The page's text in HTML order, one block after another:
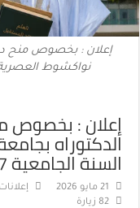
إعلان : بخصوص منح
نواكشوط العصرية
إعلان : بخصوص
الدكتوراه
السنة الجامعية 2026/2027
21 مايو 2026 إعلانات
82 زيارة